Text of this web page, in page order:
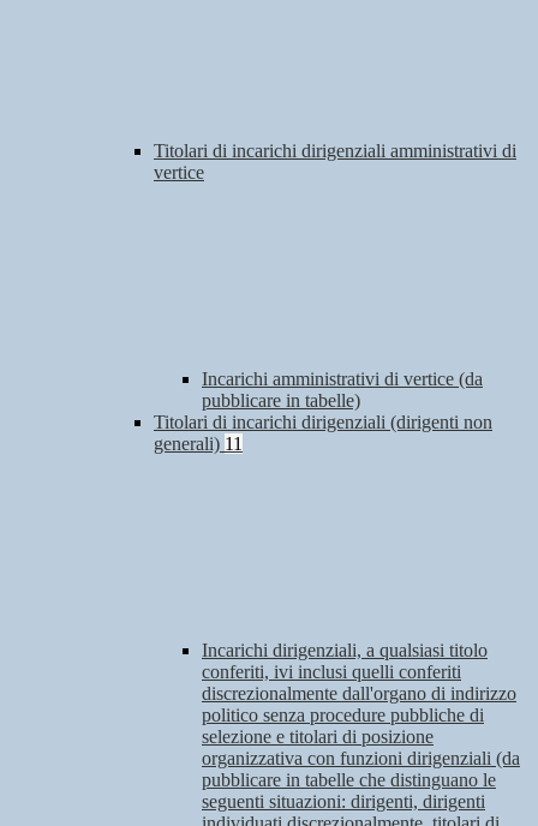
Titolari di incarichi dirigenziali amministrativi di
vertice
Incarichi amministrativi di vertice (da
pubblicare in tabelle)
Titolari di incarichi dirigenziali (dirigenti non
generali) 11
Incarichi dirigenziali, a qualsiasi titolo
conferiti, ivi inclusi quelli conferiti
discrezionalmente dall'organo di indirizzo
politico senza procedure pubbliche di
selezione e titolari di posizione
organizzativa con funzioni dirigenziali (da
pubblicare in tabelle che distinguano le
seguenti situazioni: dirigenti, dirigenti